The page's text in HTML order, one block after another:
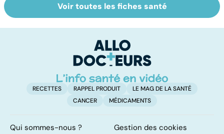
Tout savoir sur
les infections
Inflammation des
amygdales : que
d'angine ?
Voir toutes les fiches santé
RECETTES RAPPEL PRODUIT
LE MAG DE LA SANTÉ
CANCER
MÉDICAMENTS
Qui sommes-nous ? Gestion des cookies